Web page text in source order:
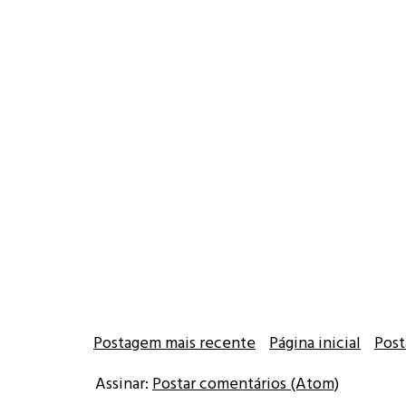
Postagem mais recente Página inicial
Assinar:Postar comentários (Atom)